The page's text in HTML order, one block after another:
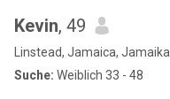
Kevin, 49
Linstead, Jamaica, Jamaika
Suche: Weiblich 33 - 48